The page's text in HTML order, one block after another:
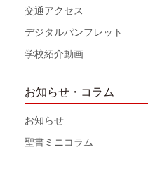
交通アクセス
デジタルパンフレット
学校紹介動画
お知らせ・コラム
お知らせ
聖書ミニコラム